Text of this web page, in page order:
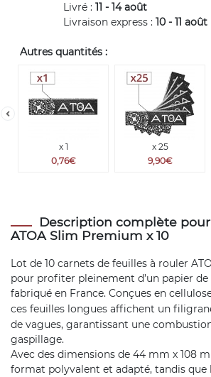
Livré : 11 - 14 août
Livraison express : 10 - 11 août
Autres quantités :
x 1
0,76€
x 25
9,90€
Description complète
ATOA Slim Premium x 10
Lot de 10 carnets de feuilles à rouler
pour profiter pleinement d’un papier
fabriqué en France. Conçues en
ces feuilles longues affichent un
de vagues, garantissant une
gaspillage.
Avec des dimensions de 44 mm x 108
format polyvalent et adapté, tandis que